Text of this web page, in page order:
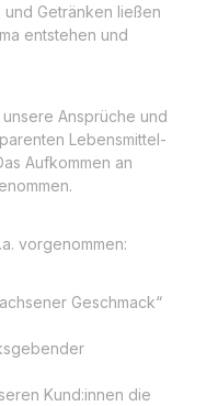
Getränken ließen
entstehen und
Ansprüche und
Lebensmittel-
Aufkommen an
vorgenommen:
Geschmack“
Kund:innen die